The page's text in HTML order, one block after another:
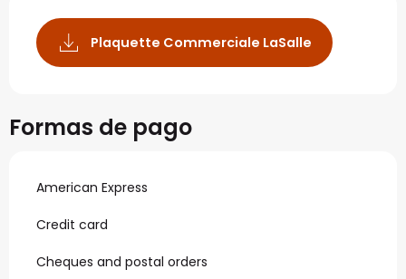
Plaquette Commerciale LaSalle
Formas de pago
American Express
Credit card
Cheques and postal orders